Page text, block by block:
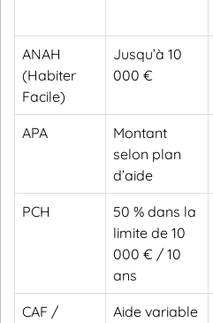
ANAH
(Habiter
Facile)
Jusqu’à 10
000 €
APA
Montant
selon plan
d’aide
PCH
50 % dans la
limite de 10
000 € / 10
ans
CAF /
Aide variable